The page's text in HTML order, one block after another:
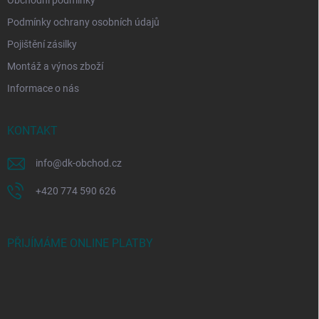
Podmínky ochrany osobních údajů
Pojištění zásilky
Montáž a výnos zboží
Informace o nás
KONTAKT
info@dk-obchod.cz
+420 774 590 626
PŘIJÍMÁME ONLINE PLATBY